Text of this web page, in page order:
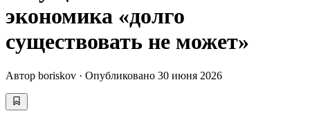
экономика «долго
существовать не может»
Автор boriskov · Опубликовано 30 июня 2026